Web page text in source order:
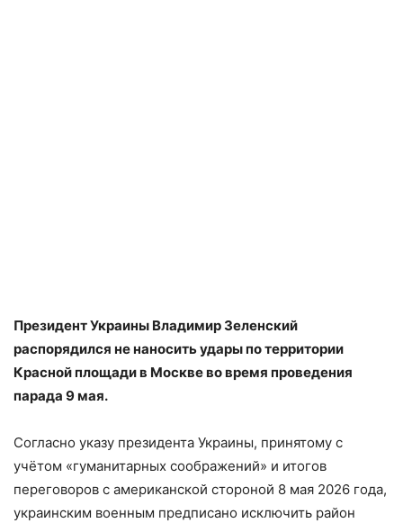
Президент Украины Владимир Зеленский
распорядился не наносить удары по территории
Красной площади в Москве во время проведения
парада 9 мая.
Согласно указу президента Украины, принятому с
учётом «гуманитарных соображений» и итогов
переговоров с американской стороной 8 мая 2026 года,
украинским военным предписано исключить район